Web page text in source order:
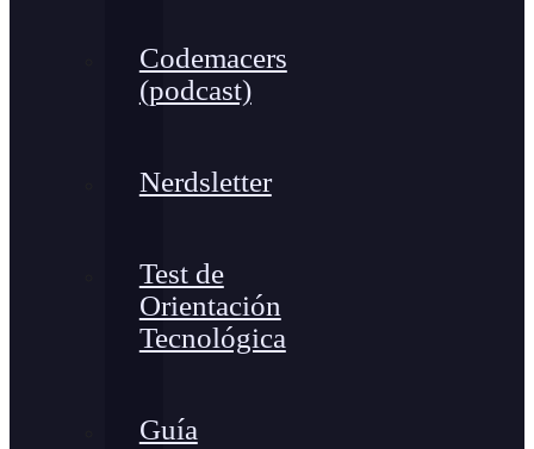
Codemacers
(podcast)
Nerdsletter
Test de
Orientación
Tecnológica
Guía